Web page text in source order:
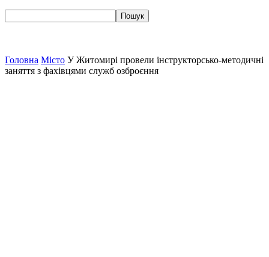
Головна Місто У Житомирі провели інструкторсько-методичні
заняття з фахівцями служб озброєння